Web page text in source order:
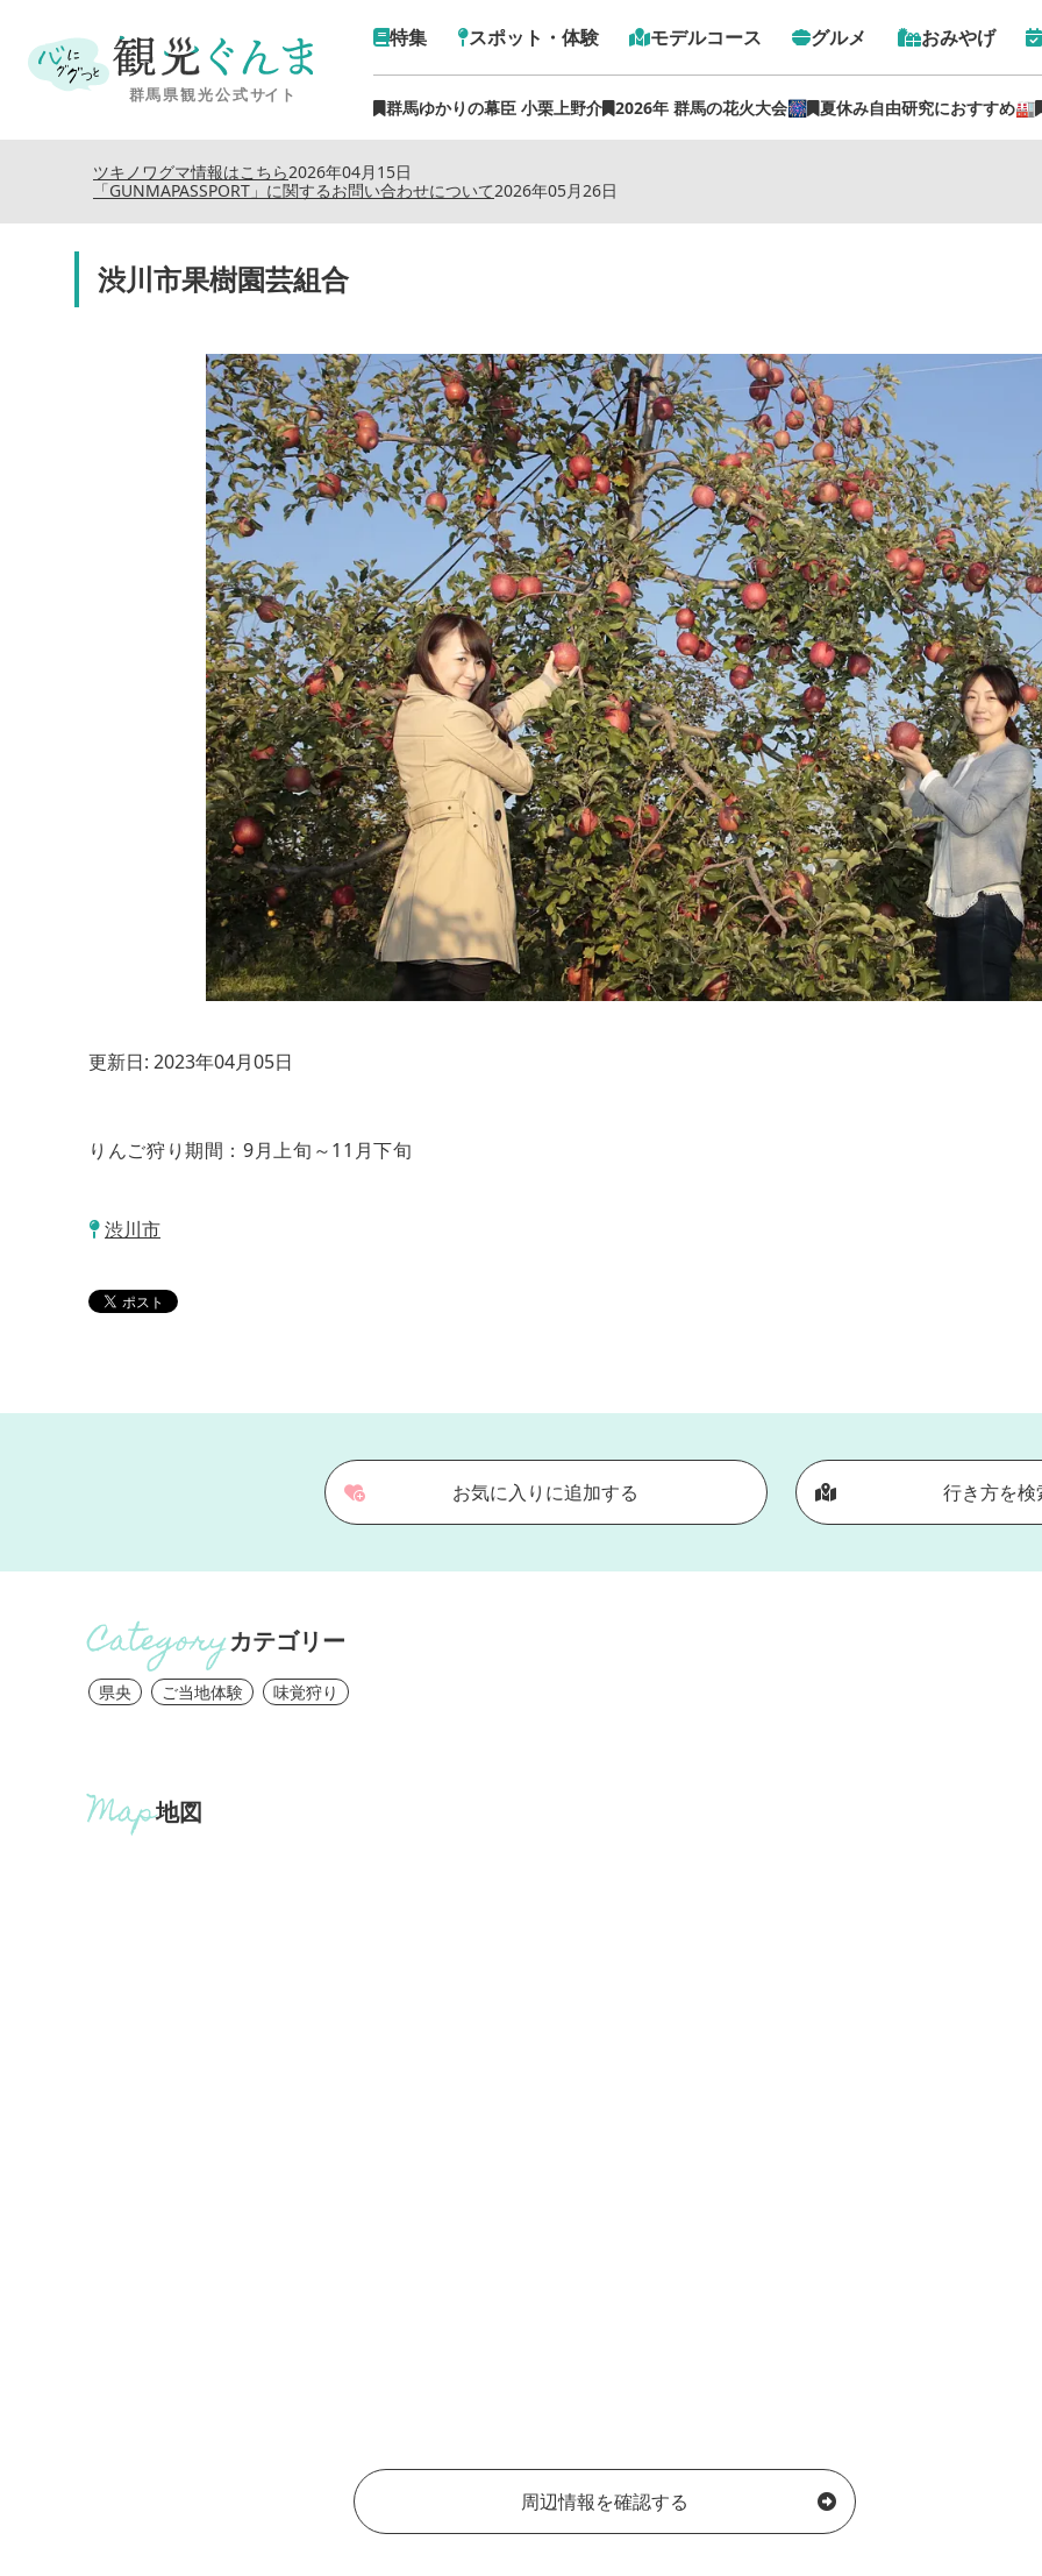
特集 スポット・体験 モデルコース グルメ おみやげ
群馬ゆかりの幕臣 小栗上野介 2026年 群馬の花火大会🎆 夏休み自由研究におすすめ🏭
2026年04月15日
ツキノワグマ情報はこちら
2026年05月26日
「GUNMAPASSPORT」に関するお問い合わせについて
渋川市果樹園芸組合
更新日: 2023年04月05日
りんご狩り期間：9月上旬～11月下旬
渋川市
お気に入りに追加する 行き方を検
カテゴリー
県央 ご当地体験 味覚狩り
地図
周辺情報を確認する